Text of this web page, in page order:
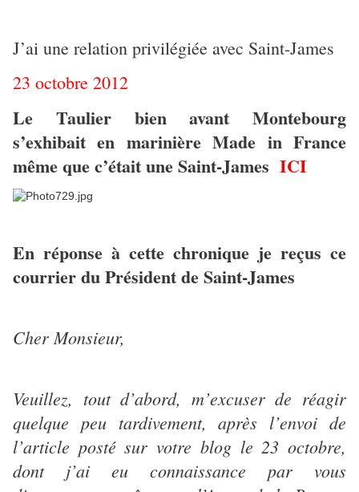
J’ai une relation privilégiée avec Saint-James
23 octobre 2012
Le Taulier bien avant Montebourg
s’exhibait en marinière Made in France
même que c’était une Saint-James ICI
En réponse à cette chronique je reçus ce
courrier du Président de Saint-James
Cher Monsieur,
Veuillez, tout d’abord, m’excuser de réagir
quelque peu tardivement, après l’envoi de
l’article posté sur votre blog le 23 octobre,
dont j’ai eu connaissance par vous